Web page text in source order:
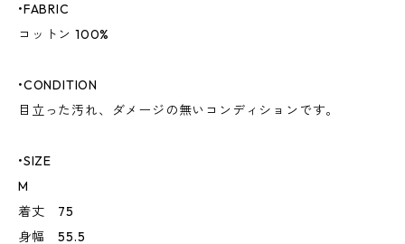
•FABRIC
コットン 100%
•CONDITION
目立った汚れ、ダメージの無いコンディションです。
•SIZE
M
着丈 75
身幅 55.5